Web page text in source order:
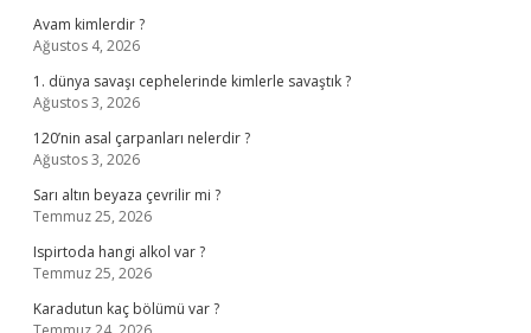
Avam kimlerdir ?
Ağustos 4, 2026
1. dünya savaşı cephelerinde kimlerle savaştık ?
Ağustos 3, 2026
120’nin asal çarpanları nelerdir ?
Ağustos 3, 2026
Sarı altın beyaza çevrilir mi ?
Temmuz 25, 2026
Ispirtoda hangi alkol var ?
Temmuz 25, 2026
Karadutun kaç bölümü var ?